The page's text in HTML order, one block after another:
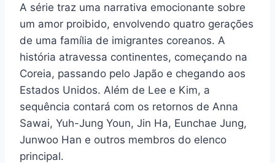
A série traz uma narrativa emocionante sobre
um amor proibido, envolvendo quatro gerações
de uma família de imigrantes coreanos. A
história atravessa continentes, começando na
Coreia, passando pelo Japão e chegando aos
Estados Unidos. Além de Lee e Kim, a
sequência contará com os retornos de Anna
Sawai, Yuh-Jung Youn, Jin Ha, Eunchae Jung,
Junwoo Han e outros membros do elenco
principal.